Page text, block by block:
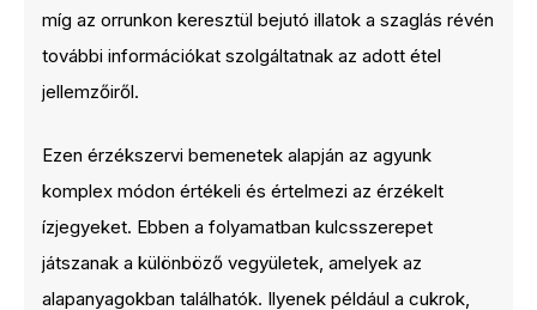
míg az orrunkon keresztül bejutó illatok a szaglás révén
további információkat szolgáltatnak az adott étel
jellemzőiről.
Ezen érzékszervi bemenetek alapján az agyunk
komplex módon értékeli és értelmezi az érzékelt
ízjegyeket. Ebben a folyamatban kulcsszerepet
játszanak a különböző vegyületek, amelyek az
alapanyagokban találhatók. Ilyenek például a cukrok,